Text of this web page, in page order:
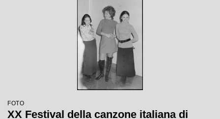
FOTO
XX Festival della canzone italiana di